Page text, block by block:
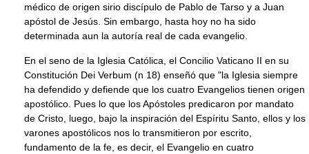
médico de origen sirio discípulo de Pablo de Tarso y a Juan
apóstol de Jesús. Sin embargo, hasta hoy no ha sido
determinada aun la autoría real de cada evangelio.
En el seno de la Iglesia Católica, el Concilio Vaticano II en su
Constitución Dei Verbum (n 18) enseñó que "la Iglesia siempre
ha defendido y defiende que los cuatro Evangelios tienen origen
apostólico. Pues lo que los Apóstoles predicaron por mandato
de Cristo, luego, bajo la inspiración del Espíritu Santo, ellos y los
varones apostólicos nos lo transmitieron por escrito,
fundamento de la fe, es decir, el Evangelio en cuatro